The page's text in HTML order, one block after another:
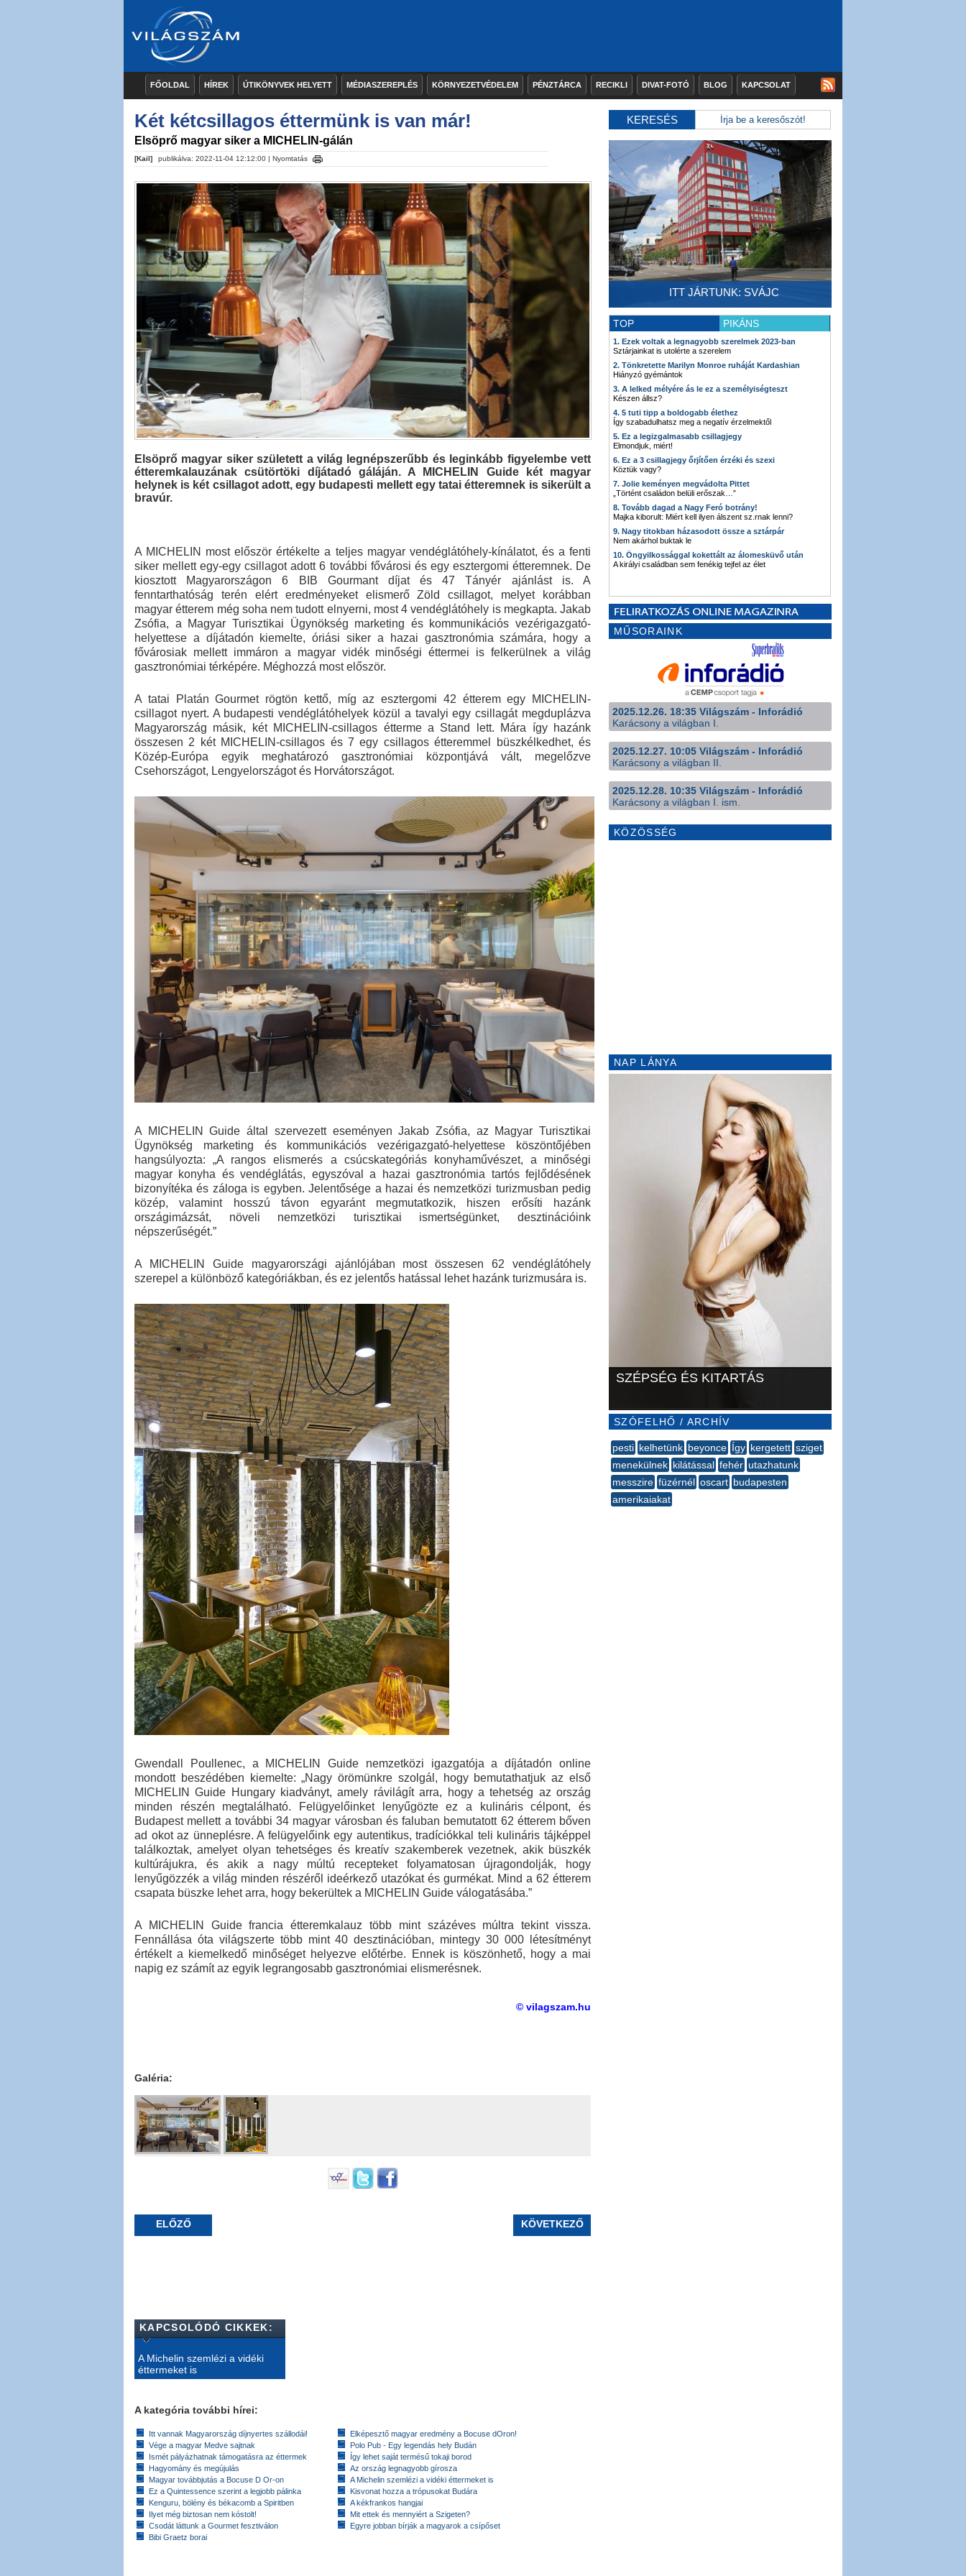
FŐOLDAL HÍREK ÚTIKÖNYVEK HELYETT MÉDIASZEREPLÉS KÖRNYEZETVÉDELEM PÉNZTÁRCA RECIKLI DIVAT-FOTÓ BLOG KAPCSOLAT
Két kétcsillagos éttermünk is van már!
Elsöprő magyar siker a MICHELIN-gálán
[Kail] publikálva: 2022-11-04 12:12:00 | Nyomtatás
Elsöprő magyar siker született a világ legnépszerűbb és leginkább figyelembe vett
étteremkalauzának csütörtöki díjátadó gáláján. A MICHELIN Guide két magyar
helynek is két csillagot adott, egy budapesti mellett egy tatai étteremnek is sikerült a
bravúr.
A MICHELIN most először értékelte a teljes magyar vendéglátóhely-kínálatot, és a fenti
siker mellett egy-egy csillagot adott 6 további fővárosi és egy esztergomi étteremnek. De
kiosztott Magyarországon 6 BIB Gourmant díjat és 47 Tányér ajánlást is. A
fenntarthatóság terén elért eredményeket elismerő Zöld csillagot, melyet korábban
magyar étterem még soha nem tudott elnyerni, most 4 vendéglátóhely is megkapta. Jakab
Zsófia, a Magyar Turisztikai Ügynökség marketing és kommunikációs vezérigazgató-
helyettese a díjátadón kiemelte, óriási siker a hazai gasztronómia számára, hogy a
fővárosiak mellett immáron a magyar vidék minőségi éttermei is felkerülnek a világ
gasztronómiai térképére. Méghozzá most először.
A tatai Platán Gourmet rögtön kettő, míg az esztergomi 42 étterem egy MICHELIN-
csillagot nyert. A budapesti vendéglátóhelyek közül a tavalyi egy csillagát megduplázva
Magyarország másik, két MICHELIN-csillagos étterme a Stand lett. Mára így hazánk
összesen 2 két MICHELIN-csillagos és 7 egy csillagos étteremmel büszkélkedhet, és
Közép-Európa egyik meghatározó gasztronómiai központjává vált, megelőzve
Csehországot, Lengyelországot és Horvátországot.
A MICHELIN Guide által szervezett eseményen Jakab Zsófia, az Magyar Turisztikai
Ügynökség marketing és kommunikációs vezérigazgató-helyettese köszöntőjében
hangsúlyozta: „A rangos elismerés a csúcskategóriás konyhaművészet, a minőségi
magyar konyha és vendéglátás, egyszóval a hazai gasztronómia tartós fejlődésének
bizonyítéka és záloga is egyben. Jelentősége a hazai és nemzetközi turizmusban pedig
közép, valamint hosszú távon egyaránt megmutatkozik, hiszen erősíti hazánk
országimázsát, növeli nemzetközi turisztikai ismertségünket, desztinációink
népszerűségét.”
A MICHELIN Guide magyarországi ajánlójában most összesen 62 vendéglátóhely
szerepel a különböző kategóriákban, és ez jelentős hatással lehet hazánk turizmusára is.
Gwendall Poullenec, a MICHELIN Guide nemzetközi igazgatója a díjátadón online
mondott beszédében kiemelte: „Nagy örömünkre szolgál, hogy bemutathatjuk az első
MICHELIN Guide Hungary kiadványt, amely rávilágít arra, hogy a tehetség az ország
minden részén megtalálható. Felügyelőinket lenyűgözte ez a kulináris célpont, és
Budapest mellett a további 34 magyar városban és faluban bemutatott 62 étterem bőven
ad okot az ünneplésre. A felügyelőink egy autentikus, tradíciókkal teli kulináris tájképpel
találkoztak, amelyet olyan tehetséges és kreatív szakemberek vezetnek, akik büszkék
kultúrájukra, és akik a nagy múltú recepteket folyamatosan újragondolják, hogy
lenyűgözzék a világ minden részéről ideérkező utazókat és gurmékat. Mind a 62 étterem
csapata büszke lehet arra, hogy bekerültek a MICHELIN Guide válogatásába.”
A MICHELIN Guide francia étteremkalauz több mint százéves múltra tekint vissza.
Fennállása óta világszerte több mint 40 desztinációban, mintegy 30 000 létesítményt
értékelt a kiemelkedő minőséget helyezve előtérbe. Ennek is köszönhető, hogy a mai
napig ez számít az egyik legrangosabb gasztronómiai elismerésnek.
© vilagszam.hu
Galéria:
ELŐZŐ KÖVETKEZŐ
KAPCSOLÓDÓ CIKKEK:
A Michelin szemlézi a vidéki
éttermeket is
A kategória további hírei:
Itt vannak Magyarország díjnyertes szállodái!
Vége a magyar Medve sajtnak
Ismét pályázhatnak támogatásra az éttermek
Hagyomány és megújulás
Magyar továbbjutás a Bocuse D Or-on
Ez a Quintessence szerint a legjobb pálinka
Kenguru, bölény és békacomb a Spiritben
Ilyet még biztosan nem kóstolt!
Csodát láttunk a Gourmet fesztiválon
Bibi Graetz borai
Elképesztő magyar eredmény a Bocuse dOron!
Polo Pub - Egy legendás hely Budán
Így lehet saját termésű tokaji borod
Az ország legnagyobb gírosza
A Michelin szemlézi a vidéki éttermeket is
Kisvonat hozza a trópusokat Budára
A kékfrankos hangjai
Mit ettek és mennyiért a Szigeten?
Egyre jobban bírják a magyarok a csípőset
KERESÉS
ITT JÁRTUNK: SVÁJC
TOP PIKÁNS
1. Ezek voltak a legnagyobb szerelmek 2023-ban
Sztárjainkat is utolérte a szerelem
2. Tönkretette Marilyn Monroe ruháját Kardashian
Hiányzó gyémántok
3. A lelked mélyére ás le ez a személyiségteszt
Készen állsz?
4. 5 tuti tipp a boldogabb élethez
Így szabadulhatsz meg a negatív érzelmektől
5. Ez a legizgalmasabb csillagjegy
Elmondjuk, miért!
6. Ez a 3 csillagjegy őrjítően érzéki és szexi
Köztük vagy?
7. Jolie keményen megvádolta Pittet
„Történt családon belüli erőszak…”
8. Tovább dagad a Nagy Feró botrány!
Majka kiborult: Miért kell ilyen álszent sz.rnak lenni?
9. Nagy titokban házasodott össze a sztárpár
Nem akárhol buktak le
10. Öngyilkossággal kokettált az álomesküvő után
A királyi családban sem fenékig tejfel az élet
MŰSORAINK
2025.12.26. 18:35 Világszám - Inforádió
Karácsony a világban I.
2025.12.27. 10:05 Világszám - Inforádió
Karácsony a világban II.
2025.12.28. 10:35 Világszám - Inforádió
Karácsony a világban I. ism.
KÖZÖSSÉG
NAP LÁNYA
SZÉPSÉG ÉS KITARTÁS
SZÓFELHŐ / ARCHÍV
pesti kelhetünk beyonce Így kergetett sziget
menekülnek kilátással fehér utazhatunk
messzire füzérnél oscart budapesten
amerikaiakat